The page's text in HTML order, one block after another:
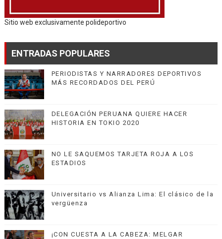
Sitio web exclusivamente polideportivo
ENTRADAS POPULARES
PERIODISTAS Y NARRADORES DEPORTIVOS
MÁS RECORDADOS DEL PERÚ
DELEGACIÓN PERUANA QUIERE HACER
HISTORIA EN TOKIO 2020
NO LE SAQUEMOS TARJETA ROJA A LOS
ESTADIOS
Universitario vs Alianza Lima: El clásico de la
vergüenza
¡CON CUESTA A LA CABEZA: MELGAR